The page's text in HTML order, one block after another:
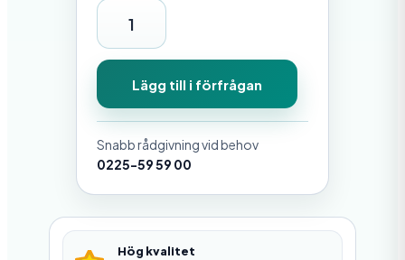
F
l
y
t
l
ä
s
Lägg till i förfrågan
Snabb rådgivning vid behov
0225-59 59 00
Hög kvalitet